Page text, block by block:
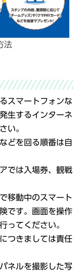
法
スマートフォンな
生するインターネ
い。
どを回る順番は自
では入場券、観戦
移動中のスマート
です。画面を操作
ってください。
つきましては責任
ネルを撮影した写